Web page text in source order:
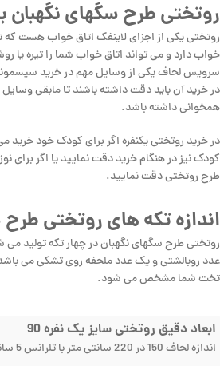
روتختی طرح سگهای نگهبان
روتختی یکی از اجزای لاینفک اتاق خواب هست که
خواب دارد و می تواند اتاق خواب شما را تیره یا
سرویس لحاف یکی از وسایل مهم در خرید
در خرید آن باید دقت داشته باشند تا مابقی
همخوانی داشته باشد.
در خرید روتختی یکنفره اگر برای کودک خود خرید
کودک نیز در هنگام خرید دقت نمایید یا اگر برای
طرح روتختی دقت نمایید.
اندازه تکه های روتختی
روتختی طرح سگهای نگهبان در چهار تکه تولید
عدد روبالشتی و یک عدد ملحفه روی تشکی می باشد
تخت شما مشخص می شود.
ابعاد دقیق روتختی سایز یک نفره 90
اندازه لحاف 150 در 220 سانتی متر با تلرانس 5 سانتی متر